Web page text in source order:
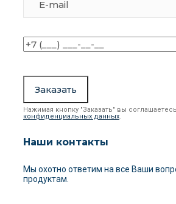
Нажимая кнопку "Заказать" вы
конфиденциальных данных.
Наши контакты
Мы охотно ответим на все Ваши
продуктам.